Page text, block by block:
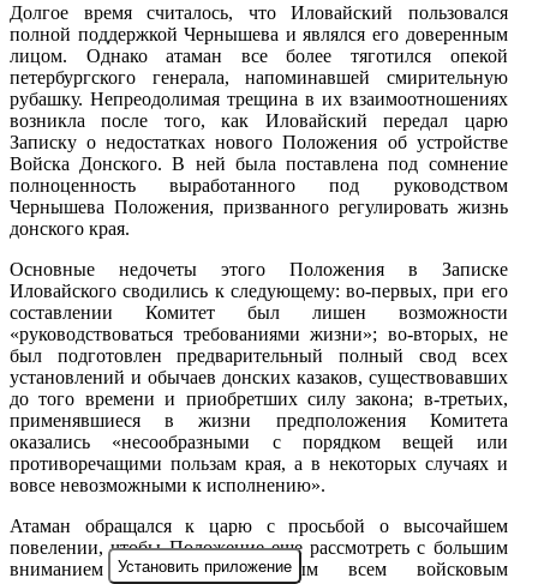
Долгое время считалось, что Иловайский пользовался
полной поддержкой Чернышева и являлся его доверенным
лицом. Однако атаман все более тяготился опекой
петербургского генерала, напоминавшей смирительную
рубашку. Непреодолимая трещина в их взаимоотношениях
возникла после того, как Иловайский передал царю
Записку о недостатках нового Положения об устройстве
Войска Донского. В ней была поставлена под сомнение
полноценность выработанного под руководством
Чернышева Положения, призванного регулировать жизнь
донского края.
Основные недочеты этого Положения в Записке
Иловайского сводились к следующему: во-первых, при его
составлении Комитет был лишен возможности
«руководствоваться требованиями жизни»; во-вторых, не
был подготовлен предварительный полный свод всех
установлений и обычаев донских казаков, существовавших
до того времени и приобретших силу закона; в-третьих,
применявшиеся в жизни предположения Комитета
оказались «несообразными с порядком вещей или
противоречащими пользам края, а в некоторых случаях и
вовсе невозможными к исполнению».
Атаман обращался к царю с просьбой о высочайшем
повелении, чтобы Положение еще рассмотреть с большим
вниманием членам, избранным всем войсковым
Установить приложение